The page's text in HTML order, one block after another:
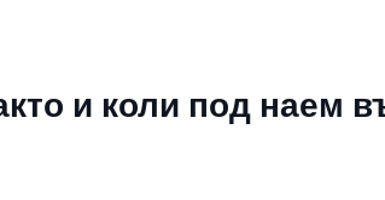
и коли под наем